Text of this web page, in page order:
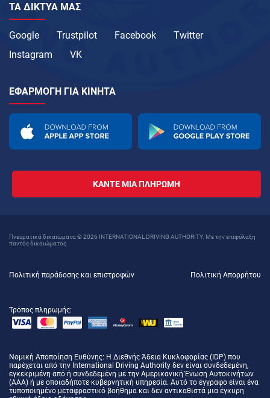
ΤΑ ΔΊΚΤΥΑ ΜΑΣ
Google Trustpilot Facebook
Twitter
Instagram
VK
ΕΦΑΡΜΟΓΉ ΓΙΑ ΚΙΝΗΤΆ
ΚΆΝΤΕ ΜΙΑ ΠΛΗΡΩΜΉ
Πνευματικά δικαιώματα © 2026 INTERNATIONAL DRIVING AUTHORITY. Με την επιφύλαξη
παντός δικαιώματος
Πολιτική παράδοσης και επιστροφών Πολιτική Απορρήτου
Τρόπος πληρωμής:
Νομική Αποποίηση Ευθύνης: Η Διεθνής Άδεια Κυκλοφορίας (IDP) που
παρέχεται από την International Driving Authority δεν είναι συνδεδεμένη,
εγκεκριμένη από ή συνδεδεμένη με την Αμερικανική Ένωση Αυτοκινήτων
(AAA) ή με οποιαδήποτε κυβερνητική υπηρεσία. Αυτό το έγγραφο είναι ένα
τυποποιημένο μεταφραστικό βοήθημα και δεν αντικαθιστά μια έγκυρη